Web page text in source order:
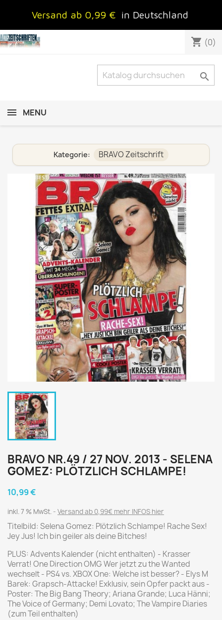
Versand ab 0,99 € in Deutschland
shopping_cart (0)

MENU
Kategorie: BRAVO Zeitschrift
BRAVO NR.49 / 27 NOV. 2013 - SELENA
GOMEZ: PLÖTZLICH SCHLAMPE!
10,99 €
inkl. 7 % MwSt. Versand ab 0,99€ mehr INFOS hier
Titelbild: Selena Gomez: Plötzlich Schlampe! Rache Sex!
Jey Jus! Ich bin geiler als deine Bitches!
PLUS: Advents Kalender (nicht enthalten) - Krasser
Verrat! One Direction OMG Wer jetzt zu the Wanted
wechselt - PS4 vs. XBOX One: Welche ist besser? - Elys M
Barek: Grapsch-Attacke! Exklusiv, sein Opfer packt aus -
Poster: The Big Bang Theory; Ariana Grande; Luca Hänni;
The Voice of Germany; Demi Lovato; The Vampire Diaries
(zum Teil enthalten)